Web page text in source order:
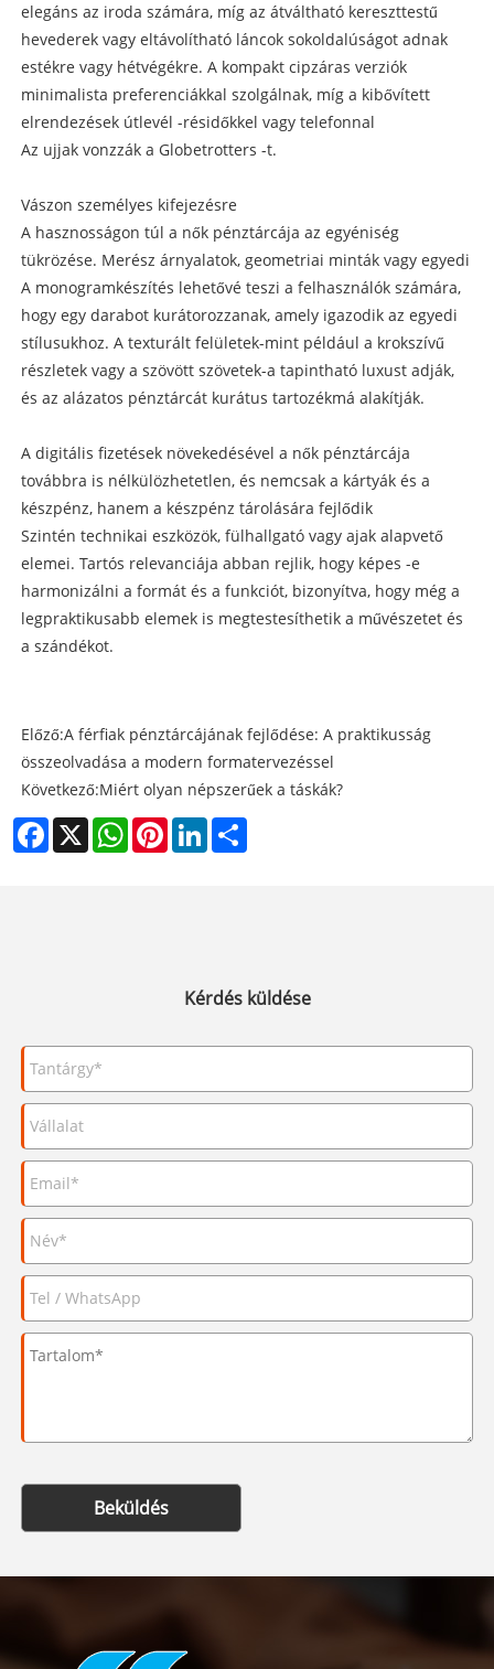
elegáns az iroda számára, míg az átváltható kereszttestű
hevederek vagy eltávolítható láncok sokoldalúságot adnak
estékre vagy hétvégékre. A kompakt cipzáras verziók
minimalista preferenciákkal szolgálnak, míg a kibővített
elrendezések útlevél -résidőkkel vagy telefonnal
Az ujjak vonzzák a Globetrotters -t.
Vászon személyes kifejezésre
A hasznosságon túl a nők pénztárcája az egyéniség
tükrözése. Merész árnyalatok, geometriai minták vagy egyedi
A monogramkészítés lehetővé teszi a felhasználók számára,
hogy egy darabot kurátorozzanak, amely igazodik az egyedi
stílusukhoz. A texturált felületek-mint például a krokszívű
részletek vagy a szövött szövetek-a tapintható luxust adják,
és az alázatos pénztárcát kurátus tartozékmá alakítják.
A digitális fizetések növekedésével a nők pénztárcája
továbbra is nélkülözhetetlen, és nemcsak a kártyák és a
készpénz, hanem a készpénz tárolására fejlődik
Szintén technikai eszközök, fülhallgató vagy ajak alapvető
elemei. Tartós relevanciája abban rejlik, hogy képes -e
harmonizálni a formát és a funkciót, bizonyítva, hogy még a
legpraktikusabb elemek is megtestesíthetik a művészetet és
a szándékot.
Előző:A férfiak pénztárcájának fejlődése: A praktikusság
összeolvadása a modern formatervezéssel
Következő:Miért olyan népszerűek a táskák?
Facebook
X WhatsAppPinterestLinkedIn
Kérdés küldése
Beküldés